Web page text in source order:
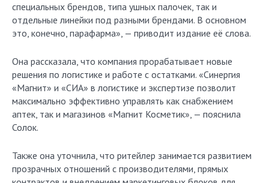
специальных брендов, типа ушных палочек, так и
отдельные линейки под разными брендами. В основном
это, конечно, парафарма», — приводит издание её слова.
Она рассказала, что компания прорабатывает новые
решения по логистике и работе с остатками. «Синергия
«Магнит» и «СИА» в логистике и экспертизе позволит
максимально эффективно управлять как снабжением
аптек, так и магазинов «Магнит Косметик», — пояснила
Солок.
Также она уточнила, что ритейлер занимается развитием
прозрачных отношений с производителями, прямых